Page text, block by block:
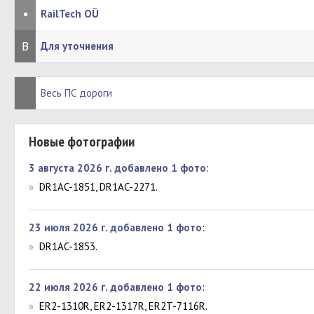
• RailTech OÜ
В Для уточнения
Весь ПС дороги
Новые фотографии
3 августа 2026 г. добавлено 1 фото:
» DR1AC-1851, DR1AC-2271.
23 июля 2026 г. добавлено 1 фото:
» DR1AC-1853.
22 июля 2026 г. добавлено 1 фото:
» ER2-1310R, ER2-1317R, ER2T-7116R.